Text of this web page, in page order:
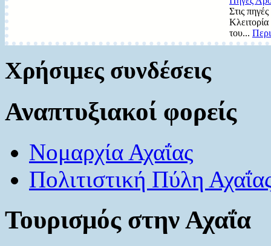
Στις
του...
Χρήσιμες συνδέσεις
Αναπτυξιακοί φορείς
Νομαρχία Αχαΐας
Πολιτιστική Πύλη
Τουρισμός στην Αχαΐα